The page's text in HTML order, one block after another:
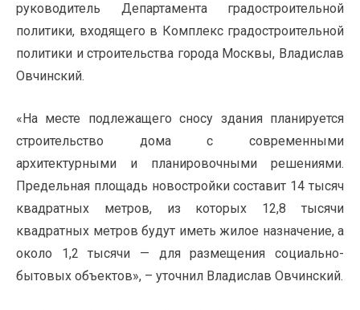
руководитель Департамента градостроительной
политики, входящего в Комплекс градостроительной
политики и строительства города Москвы, Владислав
Овчинский.
«На месте подлежащего сносу здания планируется
строительство дома с современными
архитектурными и планировочными решениями.
Предельная площадь новостройки составит 14 тысяч
квадратных метров, из которых 12,8 тысячи
квадратных метров будут иметь жилое назначение, а
около 1,2 тысячи — для размещения социально-
бытовых объектов», – уточнил Владислав Овчинский.